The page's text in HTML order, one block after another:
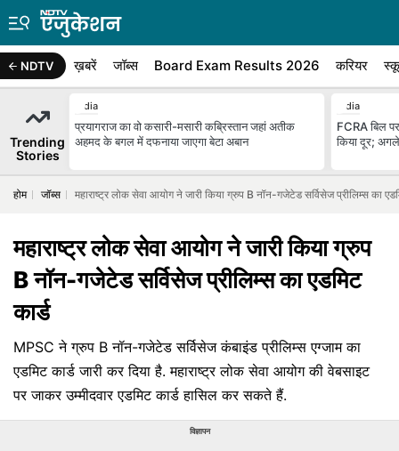
NDTV ख़बरें जॉब्स Board Exam Results 2026 करियर
Trending
Stories
India
प्रयागराज का वो कसारी-मसारी कब्रिस्तान जहां अतीक
अहमद के बगल में दफनाया जाएगा बेटा अबान
India
FCRA बिल
किया दूर; अगले
होम जॉब्स महाराष्ट्र लोक सेवा आयोग ने जारी किया ग्रुप B नॉन-गजेटेड सर्विसेज प्रीलिम्स का
महाराष्ट्र लोक सेवा आयोग ने जारी किया ग्रुप
B नॉन-गजेटेड सर्विसेज प्रीलिम्स का एडमिट
कार्ड
MPSC ने ग्रुप B नॉन-गजेटेड सर्विसेज कंबाइंड प्रीलिम्स एग्जाम का
एडमिट कार्ड जारी कर दिया है. महाराष्ट्र लोक सेवा आयोग की वेबसाइट
पर जाकर उम्मीदवार एडमिट कार्ड हासिल कर सकते हैं.
विज्ञापन